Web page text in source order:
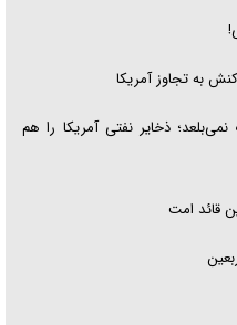
به تجاوز آمریکا
ذخایر نفتی آمریکا را هم
قائد امت